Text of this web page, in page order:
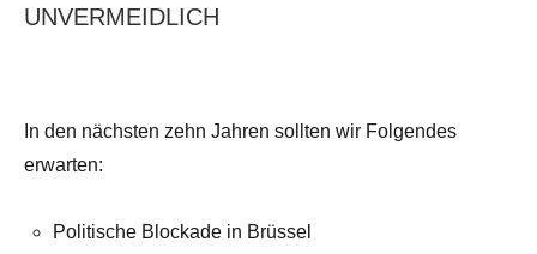
UNVERMEIDLICH
In den nächsten zehn Jahren sollten wir Folgendes
erwarten:
Politische Blockade in Brüssel